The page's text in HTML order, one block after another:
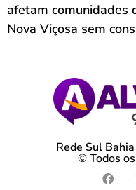
afetam comunidades
Nova Viçosa sem
Rede Sul
© Todos